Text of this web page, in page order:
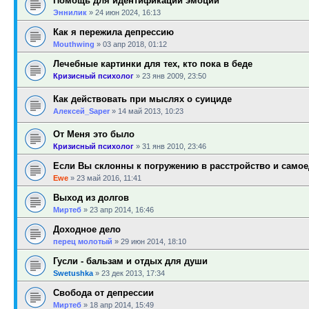
Эннилик » 24 июн 2024, 16:13
Как я пережила депрессию
Mouthwing » 03 апр 2018, 01:12
Лечебные картинки для тех, кто пока в беде
Кризисный психолог » 23 янв 2009, 23:50
Как действовать при мыслях о суициде
Алексей_Saper » 14 май 2013, 10:23
От Меня это было
Кризисный психолог » 31 янв 2010, 23:46
Если Вы склонны к погружению в расстройство и
Ewe » 23 май 2016, 11:41
Выход из долгов
Миртеб » 23 апр 2014, 16:46
Доходное дело
перец молотый » 29 июн 2014, 18:10
Гусли - бальзам и отдых для души
Swetushka » 23 дек 2013, 17:34
Свобода от депрессии
Миртеб » 18 апр 2014, 15:49